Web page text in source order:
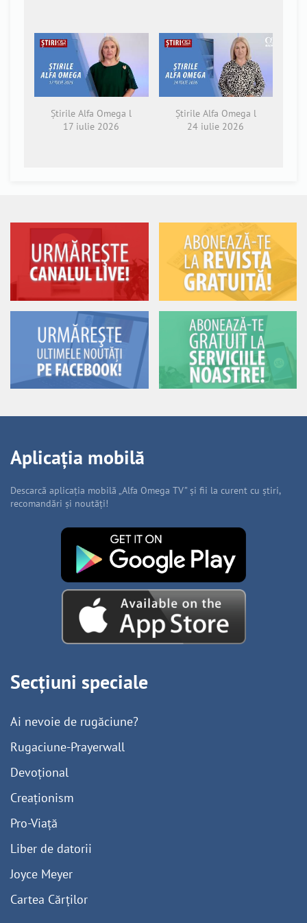
Știrile Alfa Omega l
17 iulie 2026
Știrile Alfa Omega l
24 iulie 2026
Aplicația mobilă
Descarcă aplicația mobilă „Alfa Omega TV” și fii la curent cu știri,
recomandări și noutăți!
Secțiuni speciale
Ai nevoie de rugăciune?
Rugaciune-Prayerwall
Devoțional
Creaționism
Pro-Viață
Liber de datorii
Joyce Meyer
Cartea Cărților